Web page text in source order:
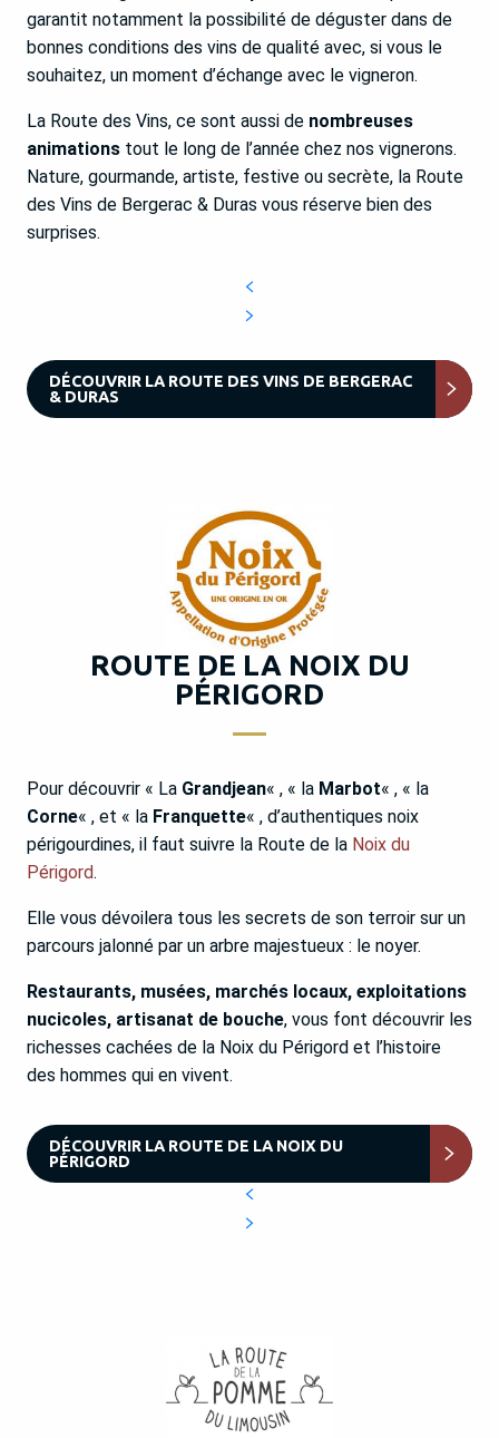
garantit notamment la possibilité de déguster dans de
bonnes conditions des vins de qualité avec, si vous le
souhaitez, un moment d’échange avec le vigneron.
La Route des Vins, ce sont aussi de nombreuses
animations tout le long de l’année chez nos vignerons.
Nature, gourmande, artiste, festive ou secrète, la Route
des Vins de Bergerac & Duras vous réserve bien des
surprises.
DÉCOUVRIR LA ROUTE DES VINS DE BERGERAC
& DURAS
ROUTE DE LA NOIX DU
PÉRIGORD
Pour découvrir « La Grandjean« , « la Marbot« , « la
Corne« , et « la Franquette« , d’authentiques noix
périgourdines, il faut suivre la Route de la Noix du
Périgord.
Elle vous dévoilera tous les secrets de son terroir sur un
parcours jalonné par un arbre majestueux : le noyer.
Restaurants, musées, marchés locaux, exploitations
nucicoles, artisanat de bouche, vous font découvrir les
richesses cachées de la Noix du Périgord et l’histoire
des hommes qui en vivent.
DÉCOUVRIR LA ROUTE DE LA NOIX DU
PÉRIGORD